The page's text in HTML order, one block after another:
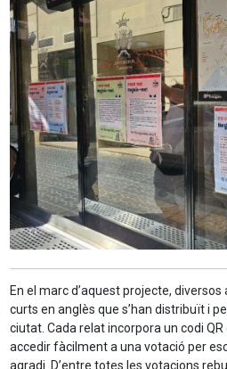
En el marc d’aquest projecte,
curts en anglès que s’han distribuït i
ciutat. Cada relat incorpora un codi
accedir fàcilment a una votació per
agradi. D’entre totes les votacions